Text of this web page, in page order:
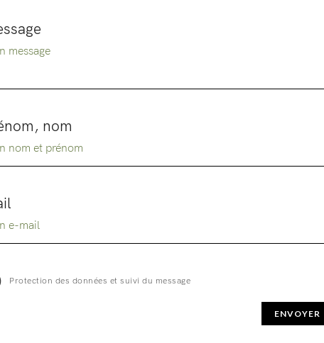
nom
Protection des données et suivi du message
ENVOYER